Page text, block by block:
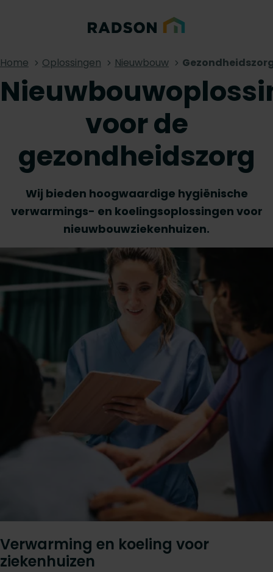
Home Oplossingen Nieuwbouw
voor de
gezondheidszorg
Wij bieden hoogwaardige hygiënische
verwarmings- en koelingsoplossingen voor
nieuwbouwziekenhuizen.
Verwarming en koeling voor
ziekenhuizen